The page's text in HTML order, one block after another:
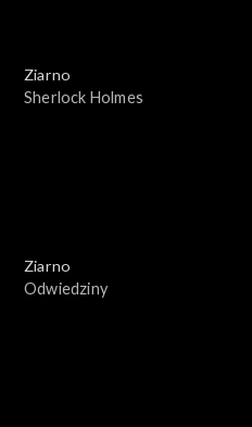
Ziarno
Sherlock Holmes
Ziarno
Odwiedziny